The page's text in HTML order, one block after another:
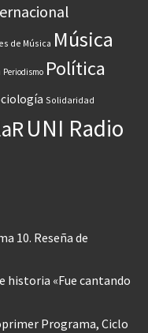
de Música Música
Periodismo Política
Solidaridad
UNI Radio
10. Reseña de
historia «Fue cantando
Programa, Ciclo